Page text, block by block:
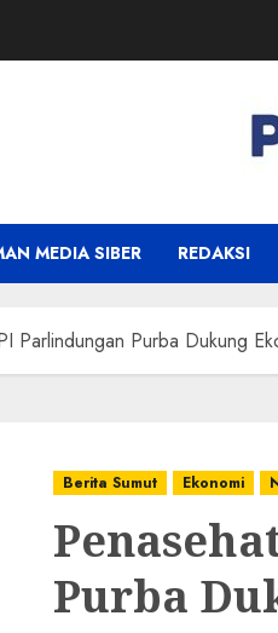
MEDIA SIBER REDAKSI
Parlindungan Purba Dukung
Berita Sumut Ekonomi
Purba